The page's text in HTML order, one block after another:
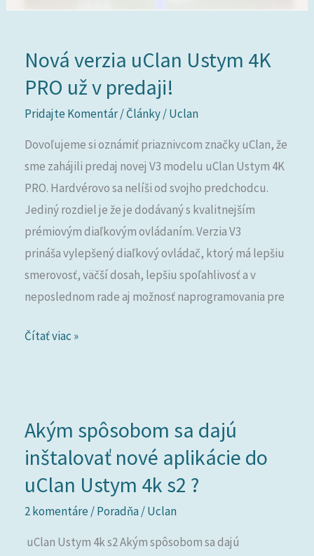
Nová verzia uClan Ustym 4K
PRO už v predaji!
Pridajte Komentár/Články/Uclan
Dovoľujeme si oznámiť priaznivcom značky uClan, že
sme zahájili predaj novej V3 modelu uClan Ustym 4K
PRO. Hardvérovo sa nelíši od svojho predchodcu.
Jediný rozdiel je že je dodávaný s kvalitnejším
prémiovým diaľkovým ovládaním. Verzia V3
prináša vylepšený diaľkový ovládač, ktorý má lepšiu
smerovosť, väčší dosah, lepšiu spoľahlivosť a v
neposlednom rade aj možnosť naprogramovania pre
PRO
v
predaji!
Čítať viac »
Akým spôsobom sa dajú
inštalovať nové aplikácie do
uClan Ustym 4k s2 ?
2 komentáre /Poradňa/Uclan
uClan Ustym 4k s2 Akým spôsobom sa dajú
spôsobom
sa
inštalovať
nové
aplikácie